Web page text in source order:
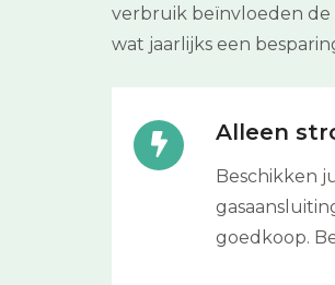
verbruik beïnvloeden de
wat jaarlijks een
Alleen
Beschikken
goedkoop.